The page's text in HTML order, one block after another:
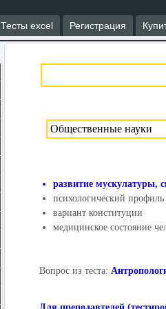
Тесты excel Регистрация
развитие мускулатуры,
психологический профиль
вариант конституции
медицинское состояние
Вопрос из теста: